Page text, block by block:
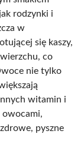
rodzynki i
w
się kaszy,
co
nie tylko
witamin i
owocami,
pyszne